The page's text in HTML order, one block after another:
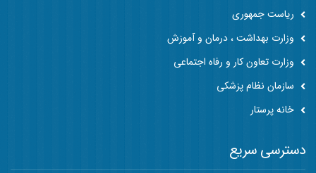
ریاست جمهوری
وزارت بهداشت ، درمان و آموزش
وزارت تعاون کار و رفاه اجتماعی
سازمان نظام پزشکی
خانه پرستار
دسترسی سریع